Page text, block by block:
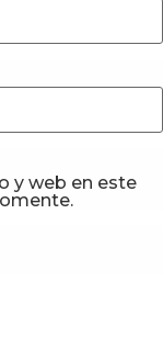
y web en este